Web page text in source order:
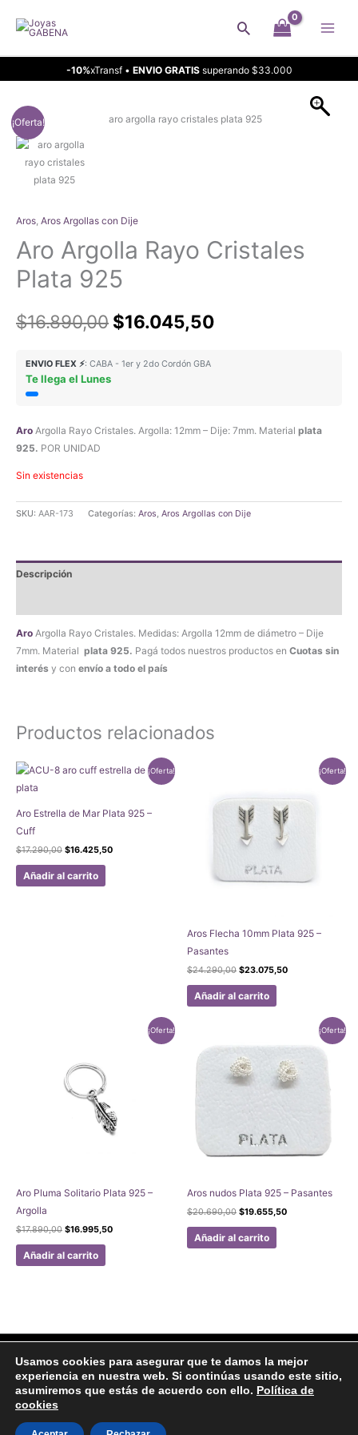
Buscar
-10%xTransf • ENVIO GRATISsuperando $33.000
¡Oferta!
Aros, Aros Argollas con Dije
Aro Argolla Rayo Cristales
Plata 925
$16.890,00 El
$16.045,50El
ENVIO FLEX ⚡: CABA - 1er y 2do Cordón GBA
Te llega el Lunes
Aro Argolla Rayo Cristales. Argolla: 12mm – Dije: 7mm. Material plata
925. POR UNIDAD
Sin existencias
SKU: AAR-173 Categorías: Aros, Aros Argollas con Dije
Descripción
Aro Argolla Rayo Cristales. Medidas: Argolla 12mm de diámetro – Dije
7mm. Material plata 925. Pagá todos nuestros productos en Cuotas sin
interés y con envío a todo el país
Productos relacionados
¡Oferta!
Aro Estrella de Mar Plata 925 –
Cuff
$17.290,00 El
original
era:
$16.425,50El
Añadir al carrito
¡Oferta!
Aros Flecha 10mm Plata 925 –
Pasantes
$24.290,00 El
original
era:
$23.075,50El
Añadir al carrito
¡Oferta!
Aro Pluma Solitario Plata 925 –
Argolla
$17.890,00 El
original
era:
$16.995,50El
Añadir al carrito
¡Oferta!
Aros nudos Plata 925 – Pasantes
$20.690,00 El
original
era:
$19.655,50El
Añadir al carrito
Facebook Instagram
Aviso legal Politicas de Privacidad
Politica de Cookies
Copyright © 2020 Joyas Gabena
Usamos cookies para asegurar que te damos la mejor
experiencia en nuestra web. Si continúas usando este sitio,
asumiremos que estás de acuerdo con ello. Política de
cookies